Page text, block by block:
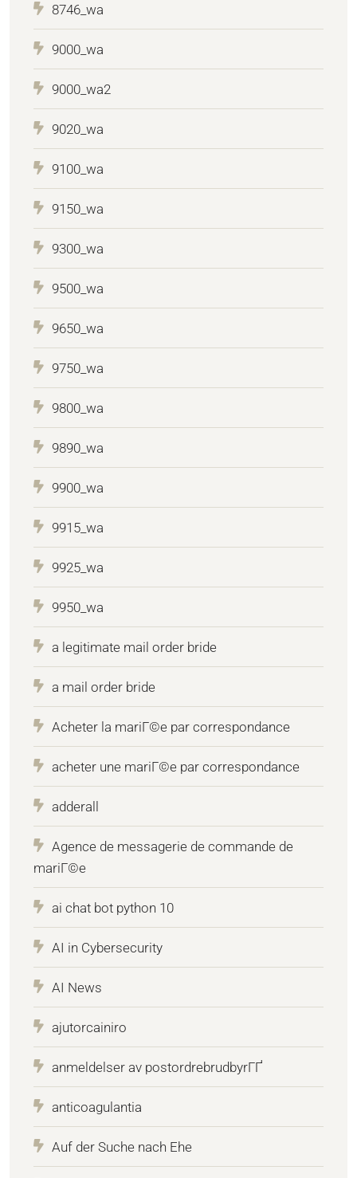
8746_wa
9000_wa
9000_wa2
9020_wa
9100_wa
9150_wa
9300_wa
9500_wa
9650_wa
9750_wa
9800_wa
9890_wa
9900_wa
9915_wa
9925_wa
9950_wa
a legitimate mail order bride
a mail order bride
Acheter la mariГ©e par correspondance
acheter une mariГ©e par correspondance
adderall
Agence de messagerie de commande de
mariГ©e
ai chat bot python 10
AI in Cybersecurity
AI News
ajutorcainiro
anmeldelser av postordrebrudbyrГҐ
anticoagulantia
Auf der Suche nach Ehe